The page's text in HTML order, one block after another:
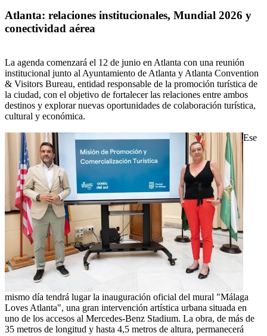
Atlanta: relaciones institucionales, Mundial 2026 y
conectividad aérea
La agenda comenzará el 12 de junio en Atlanta con una reunión
institucional junto al Ayuntamiento de Atlanta y Atlanta Convention
& Visitors Bureau, entidad responsable de la promoción turística de
la ciudad, con el objetivo de fortalecer las relaciones entre ambos
destinos y explorar nuevas oportunidades de colaboración turística,
cultural y económica.
Ese
mismo día tendrá lugar la inauguración oficial del mural "Málaga
Loves Atlanta", una gran intervención artística urbana situada en
uno de los accesos al Mercedes-Benz Stadium. La obra, de más de
35 metros de longitud y hasta 4,5 metros de altura, permanecerá